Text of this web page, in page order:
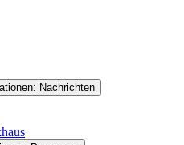
Nachrichten